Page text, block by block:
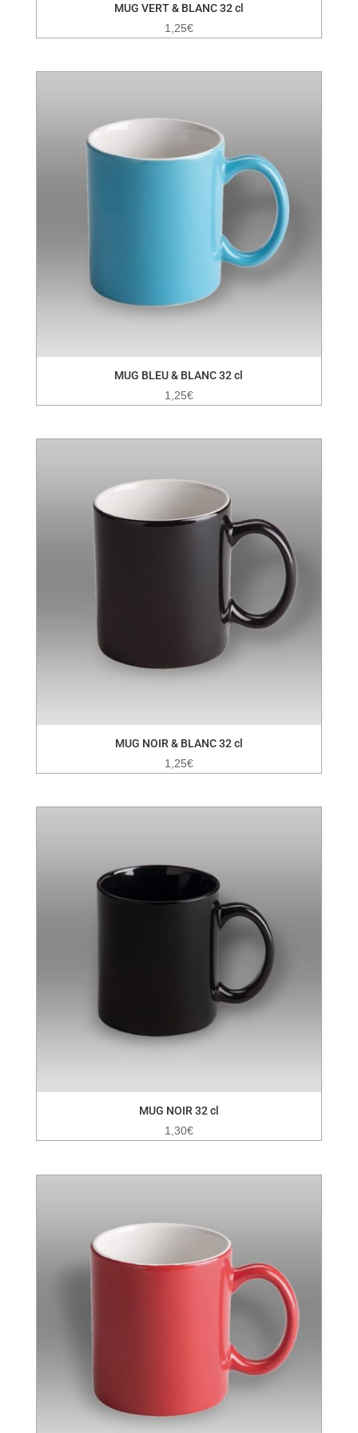
MUG VERT & BLANC 32 cl
1,25€
MUG BLEU & BLANC 32 cl
1,25€
MUG NOIR & BLANC 32 cl
1,25€
MUG NOIR 32 cl
1,30€